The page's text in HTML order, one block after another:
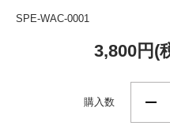
SPE-WAC-0001
3,800円(
購入数